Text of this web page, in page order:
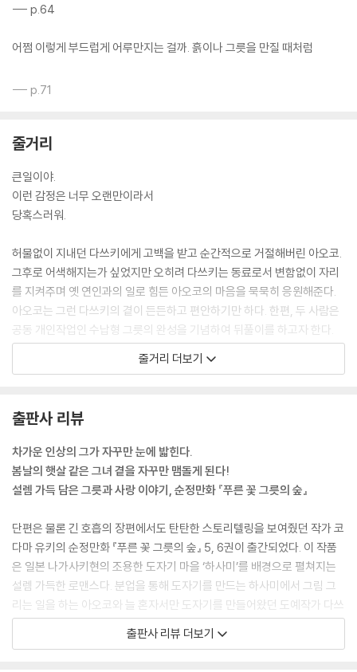
--- p.64
어쩜 이렇게 부드럽게 어루만지는 걸까. 흙이나 그릇을 만질 때처럼
--- p.71
줄거리
큰일이야.
이런 감정은 너무 오랜만이라서
당혹스러워.
허물없이 지내던 다쓰키에게 고백을 받고 순간적으로 거절해버린 아오코.
그후로 어색해지는가 싶었지만 오히려 다쓰키는 동료로서 변함없이 자리
를 지켜주며 옛 연인과의 일로 힘든 아오코의 마음을 묵묵히 응원해준다.
아오코는 그런 다쓰키의 곁이 든든하고 편안하기만 하다. 한편, 두 사람은
공동 개인작업인 수납형 그릇의 완성을 기념하여 뒤풀이를 하고자 한다.
하지만 갑자기 험악해진 날씨 덕에 마땅한 장소가 떠오르지 않고, 뒤풀이
가 없던 일로 돌아갈 분위기에 놓이자 다쓰키는 자신의 집에서 요리를 해
줄거리 더보기
출판사 리뷰
차가운 인상의 그가 자꾸만 눈에 밟힌다.
봄날의 햇살 같은 그녀 곁을 자꾸만 맴돌게 된다!
설렘 가득 담은 그릇과 사랑 이야기, 순정만화 『푸른 꽃 그릇의 숲』
단편은 물론 긴 호흡의 장편에서도 탄탄한 스토리텔링을 보여줬던 작가 코
다마 유키의 순정만화 『푸른 꽃 그릇의 숲』 5, 6권이 출간되었다. 이 작품
은 일본 나가사키현의 조용한 도자기 마을 ‘하사미’를 배경으로 펼쳐지는
설렘 가득한 로맨스다. 분업을 통해 도자기를 만드는 하사미에서 그림 그
리는 일을 하는 아오코와 늘 혼자서만 도자기를 만들어왔던 도예작가 다쓰
키. 이 둘은 입장 차를 좀처럼 좁히지 못하고 만난 날부터 부딪친다. 하지만
도자기 축제 때 선보일 미니 화병을 함께 만들며 서로를 조금씩 이해하게
출판사 리뷰 더보기